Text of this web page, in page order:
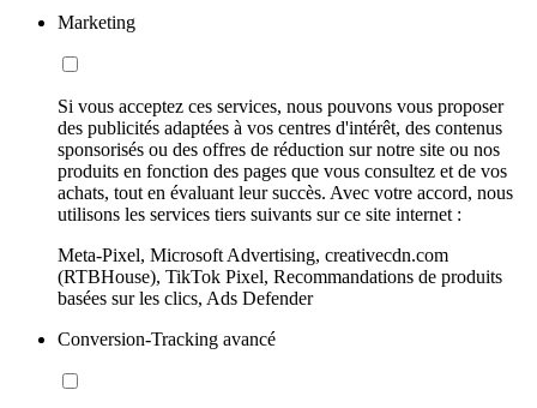
Marketing
Si vous acceptez ces services, nous pouvons vous proposer
des publicités adaptées à vos centres d'intérêt, des contenus
sponsorisés ou des offres de réduction sur notre site ou nos
produits en fonction des pages que vous consultez et de vos
achats, tout en évaluant leur succès. Avec votre accord, nous
utilisons les services tiers suivants sur ce site internet :
Meta-Pixel, Microsoft Advertising, creativecdn.com
(RTBHouse), TikTok Pixel, Recommandations de produits
basées sur les clics, Ads Defender
Conversion-Tracking avancé